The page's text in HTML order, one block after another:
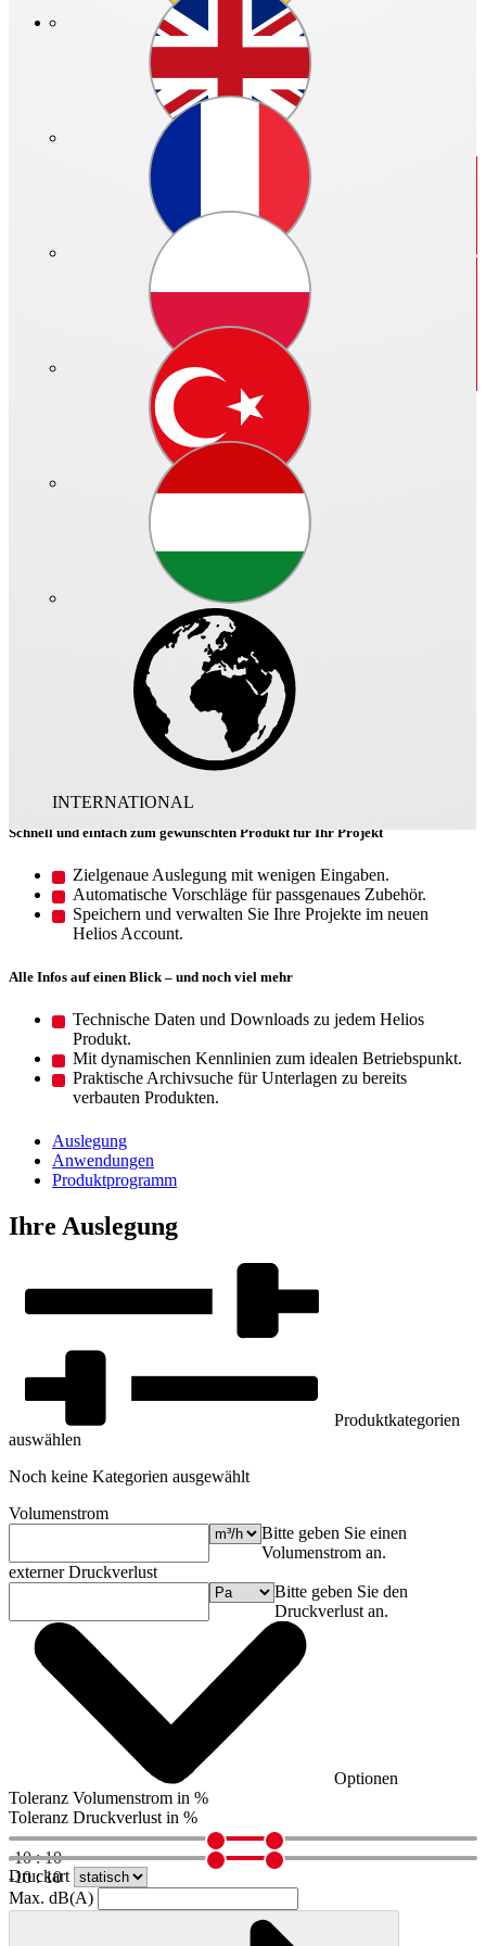
INTERNATIONAL
Neuerungen der HeliosOnline Welt finden Sie
bisher auf KWLeasyPlan und HeliosSelect gespeicherten
können Sie bis auf Weiteres erreichen. Alle Infos dazu
finden Sie nach der vollständigen Registrierung und dem Login
unter "Ihre Projekte" sowie "Ihre Auslegungen".
Schließen
Der interaktive Produkt-Finder
Alle Informationen zur Helios-Produktwelt.
Schnell und innovativ!
Ihr smarter Assistent für die Helios
Produktwelt
Ganz gleich welche Produktinformationen Sie benötigen –
HeliosSelect führt Sie schnell ans Ziel. Von technischen Angaben
über CAD-Daten bis hin zur Montagevorschrift finden Sie hier
sämtliche produktrelevante Daten auf einen Blick. Und über die
komfortable Auslegung ermitteln Sie die perfekt passende Lösung
Schnell und einfach zum gewünschten Produkt für Ihr Projekt
Zielgenaue Auslegung mit wenigen Eingaben.
Automatische Vorschläge für passgenaues Zubehör.
Speichern und verwalten Sie Ihre Projekte im neuen
Helios Account.
Alle Infos auf einen Blick – und noch viel mehr
Technische Daten und Downloads zu jedem Helios
Produkt.
Mit dynamischen Kennlinien zum idealen Betriebspunkt.
Praktische Archivsuche für Unterlagen zu bereits
verbauten Produkten.
Auslegung
Anwendungen
Produktprogramm
Ihre Auslegung
Produktkategorien
auswählen
Noch keine Kategorien ausgewählt
Volumenstrom
Bitte geben Sie einen
Volumenstrom an.
externer Druckverlust
Bitte geben Sie den
Druckverlust an.
Optionen
Toleranz Volumenstrom in %
Toleranz Druckverlust in %
-10 : 10
-10 : 10
Druckart
Max. dB(A)